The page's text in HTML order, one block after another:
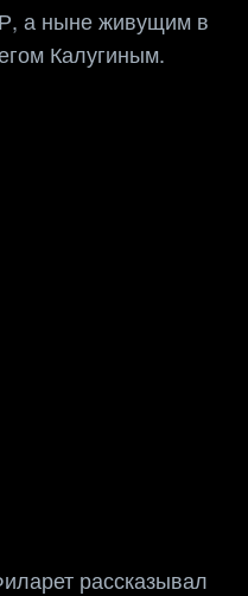
а ныне живущим в
Калугиным.
рассказывал